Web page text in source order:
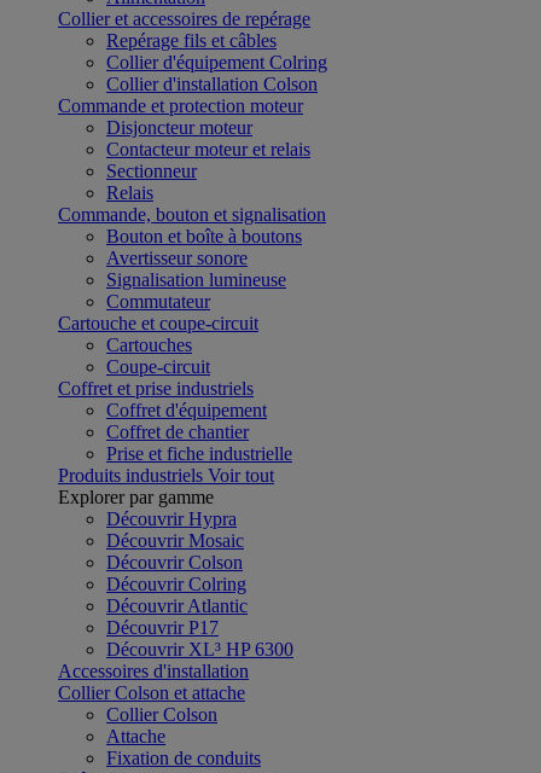
Collier et accessoires de repérage
Repérage fils et câbles
Collier d'équipement Colring
Collier d'installation Colson
Commande et protection moteur
Disjoncteur moteur
Contacteur moteur et relais
Sectionneur
Relais
Commande, bouton et signalisation
Bouton et boîte à boutons
Avertisseur sonore
Signalisation lumineuse
Commutateur
Cartouche et coupe-circuit
Cartouches
Coupe-circuit
Coffret et prise industriels
Coffret d'équipement
Coffret de chantier
Prise et fiche industrielle
Produits industriels Voir tout
Explorer par gamme
Découvrir Hypra
Découvrir Mosaic
Découvrir Colson
Découvrir Colring
Découvrir Atlantic
Découvrir P17
Découvrir XL³ HP 6300
Accessoires d'installation
Collier Colson et attache
Collier Colson
Attache
Fixation de conduits